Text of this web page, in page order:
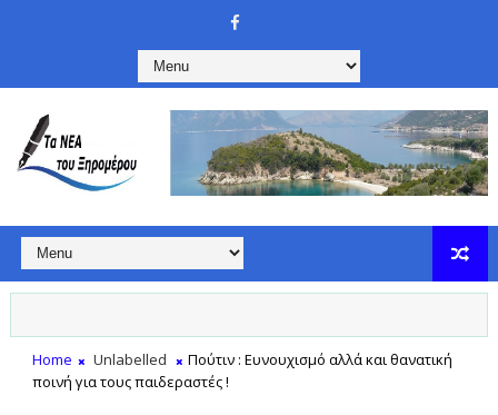
Home Unlabelled
Πούτιν : Ευνουχισμό αλλά και θανατική
ποινή για τους παιδεραστές !